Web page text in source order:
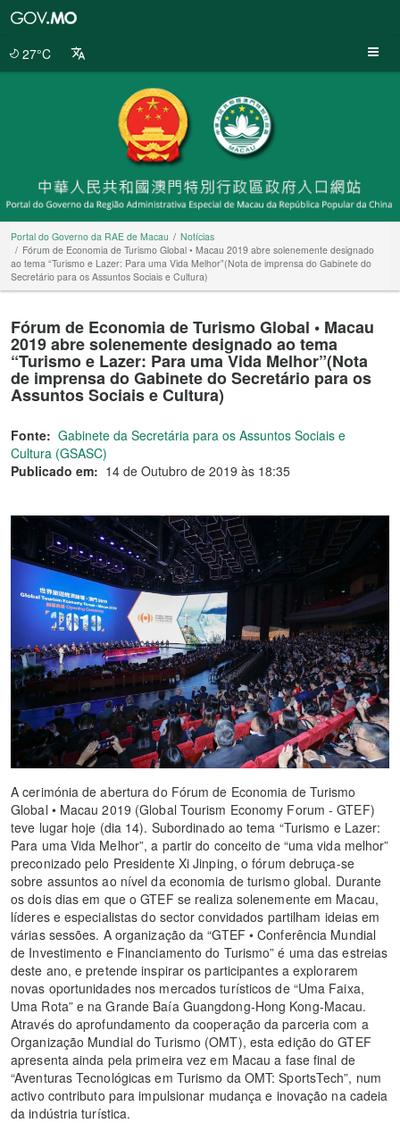
27°C
Portal do Governo da RAE de Macau
Notícias
Fórum de Economia de Turismo Global • Macau 2019 abre solenemente designado
ao tema “Turismo e Lazer: Para uma Vida Melhor”(Nota de imprensa do Gabinete do
Secretário para os Assuntos Sociais e Cultura)
Fórum de Economia de Turismo Global • Macau
2019 abre solenemente designado ao tema
“Turismo e Lazer: Para uma Vida Melhor”(Nota
de imprensa do Gabinete do Secretário para os
Assuntos Sociais e Cultura)
Fonte: Gabinete da Secretária para os Assuntos Sociais e
Cultura (GSASC)
Publicado em: 14 de Outubro de 2019 às 18:35
A cerimónia de abertura do Fórum de Economia de Turismo
Global • Macau 2019 (Global Tourism Economy Forum - GTEF)
teve lugar hoje (dia 14). Subordinado ao tema “Turismo e Lazer:
Para uma Vida Melhor”, a partir do conceito de “uma vida melhor”
preconizado pelo Presidente Xi Jinping, o fórum debruça-se
sobre assuntos ao nível da economia de turismo global. Durante
os dois dias em que o GTEF se realiza solenemente em Macau,
líderes e especialistas do sector convidados partilham ideias em
várias sessões. A organização da “GTEF • Conferência Mundial
de Investimento e Financiamento do Turismo” é uma das estreias
deste ano, e pretende inspirar os participantes a explorarem
novas oportunidades nos mercados turísticos de “Uma Faixa,
Uma Rota” e na Grande Baía Guangdong-Hong Kong-Macau.
Através do aprofundamento da cooperação da parceria com a
Organização Mundial do Turismo (OMT), esta edição do GTEF
apresenta ainda pela primeira vez em Macau a fase final de
“Aventuras Tecnológicas em Turismo da OMT: SportsTech”, num
activo contributo para impulsionar mudança e inovação na cadeia
da indústria turística.